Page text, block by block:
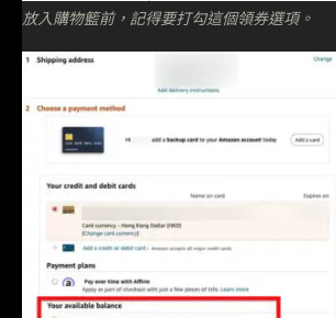
放入購物籃前，記得要打勾這個領券選項。